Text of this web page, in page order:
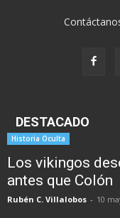
DESTACADO
Historia Oculta
Los vikingos
antes que Colón
Rubén C. Villalobos - 10